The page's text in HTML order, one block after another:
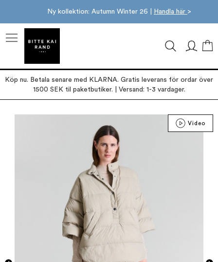
Ny kollektion: Autumn Winter 26 | Handla här >
Köp nu. Betala senare med KLARNA. Gratis leverans för ordar över
1500 SEK til paketbutiker. | Versand: 1-3 vardager.
Video